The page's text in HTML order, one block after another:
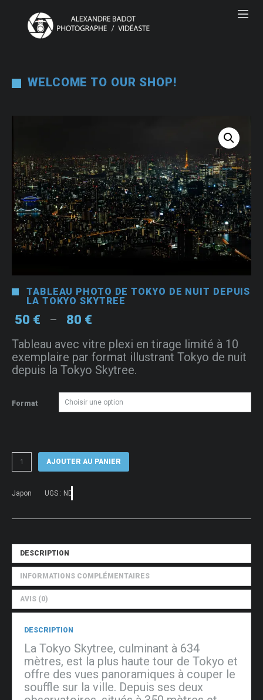
WELCOME TO OUR SHOP!
TABLEAU PHOTO DE TOKYO DE NUIT DEPUIS
LA TOKYO SKYTREE
50 € – 80 €
prix :
50 €
à
Tableau avec vitre plexi en tirage limité à 10
exemplaire par format illustrant Tokyo de nuit
depuis la Tokyo Skytree.
Format
de
la
Tokyo
Skytree
AJOUTER AU PANIER
Japon UGS : ND
DESCRIPTION
INFORMATIONS COMPLÉMENTAIRES
AVIS (0)
DESCRIPTION
La Tokyo Skytree, culminant à 634
mètres, est la plus haute tour de Tokyo et
offre des vues panoramiques à couper le
souffle sur la ville. Depuis ses deux